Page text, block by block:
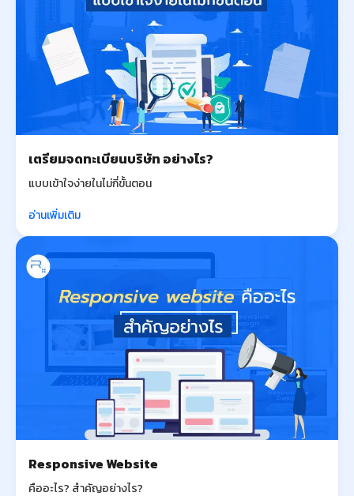
เตรียมจดทะเบียนบริษัท อย่างไร?
แบบเข้าใจง่ายในไม่กี่ขั้นตอน
อ่านเพิ่มเติม
Responsive Website
คืออะไร? สำคัญอย่างไร?